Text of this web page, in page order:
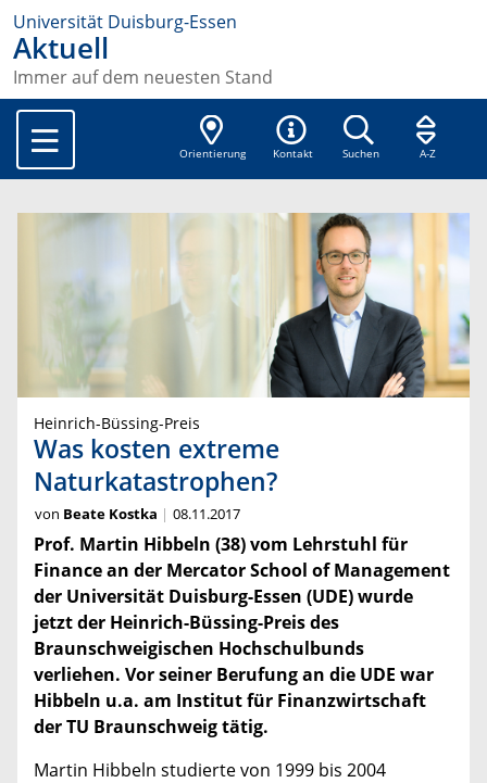
Universität Duisburg-Essen
Aktuell
Immer auf dem neuesten Stand
Orientierung Kontakt Suchen A-Z
Heinrich-Büssing-Preis
Was kosten extreme
Naturkatastrophen?
von Beate Kostka 08.11.2017
Prof. Martin Hibbeln (38) vom Lehrstuhl für
Finance an der Mercator School of Management
der Universität Duisburg-Essen (UDE) wurde
jetzt der Heinrich-Büssing-Preis des
Braunschweigischen Hochschulbunds
verliehen. Vor seiner Berufung an die UDE war
Hibbeln u.a. am Institut für Finanzwirtschaft
der TU Braunschweig tätig.
Martin Hibbeln studierte von 1999 bis 2004